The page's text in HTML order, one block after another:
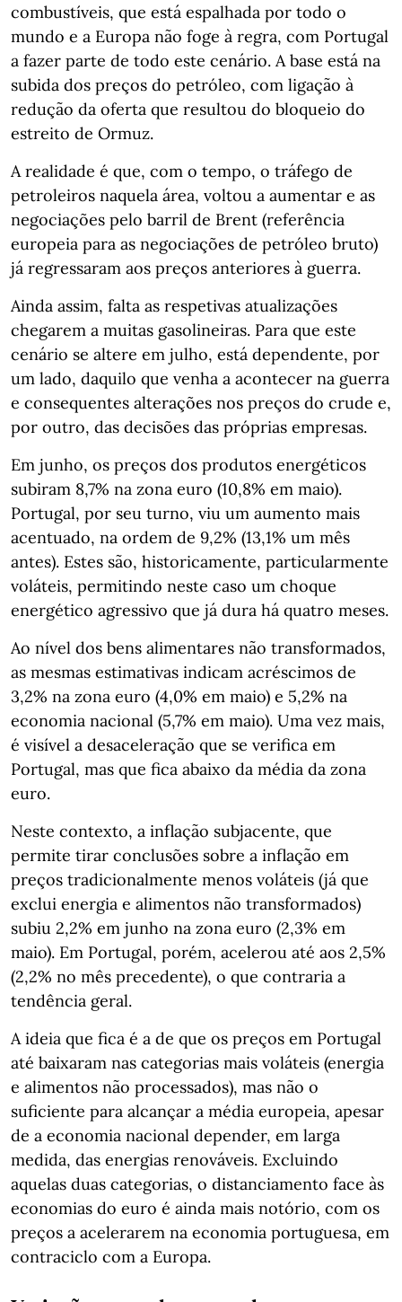
combustíveis, que está espalhada por todo o
mundo e a Europa não foge à regra, com Portugal
a fazer parte de todo este cenário. A base está na
subida dos preços do petróleo, com ligação à
redução da oferta que resultou do bloqueio do
estreito de Ormuz.
A realidade é que, com o tempo, o tráfego de
petroleiros naquela área, voltou a aumentar e as
negociações pelo barril de Brent (referência
europeia para as negociações de petróleo bruto)
já regressaram aos preços anteriores à guerra.
Ainda assim, falta as respetivas atualizações
chegarem a muitas gasolineiras. Para que este
cenário se altere em julho, está dependente, por
um lado, daquilo que venha a acontecer na guerra
e consequentes alterações nos preços do crude e,
por outro, das decisões das próprias empresas.
Em junho, os preços dos produtos energéticos
subiram 8,7% na zona euro (10,8% em maio).
Portugal, por seu turno, viu um aumento mais
acentuado, na ordem de 9,2% (13,1% um mês
antes). Estes são, historicamente, particularmente
voláteis, permitindo neste caso um choque
energético agressivo que já dura há quatro meses.
Ao nível dos bens alimentares não transformados,
as mesmas estimativas indicam acréscimos de
3,2% na zona euro (4,0% em maio) e 5,2% na
economia nacional (5,7% em maio). Uma vez mais,
é visível a desaceleração que se verifica em
Portugal, mas que fica abaixo da média da zona
euro.
Neste contexto, a inflação subjacente, que
permite tirar conclusões sobre a inflação em
preços tradicionalmente menos voláteis (já que
exclui energia e alimentos não transformados)
subiu 2,2% em junho na zona euro (2,3% em
maio). Em Portugal, porém, acelerou até aos 2,5%
(2,2% no mês precedente), o que contraria a
tendência geral.
A ideia que fica é a de que os preços em Portugal
até baixaram nas categorias mais voláteis (energia
e alimentos não processados), mas não o
suficiente para alcançar a média europeia, apesar
de a economia nacional depender, em larga
medida, das energias renováveis. Excluindo
aquelas duas categorias, o distanciamento face às
economias do euro é ainda mais notório, com os
preços a acelerarem na economia portuguesa, em
contraciclo com a Europa.